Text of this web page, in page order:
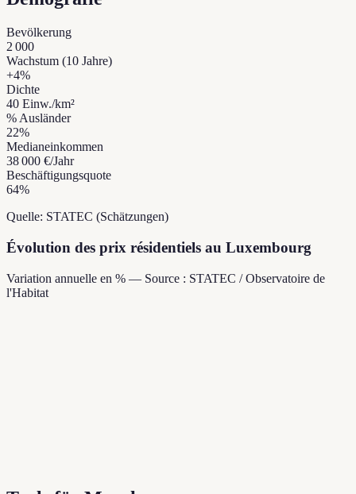
Bevölkerung
2 000
Wachstum (10 Jahre)
+4%
Dichte
40 Einw./km²
% Ausländer
22%
Medianeinkommen
38 000 €/Jahr
Beschäftigungsquote
64%
Quelle: STATEC (Schätzungen)
Évolution des prix résidentiels au Luxembourg
Variation annuelle en % — Source : STATEC / Observatoire de
l'Habitat